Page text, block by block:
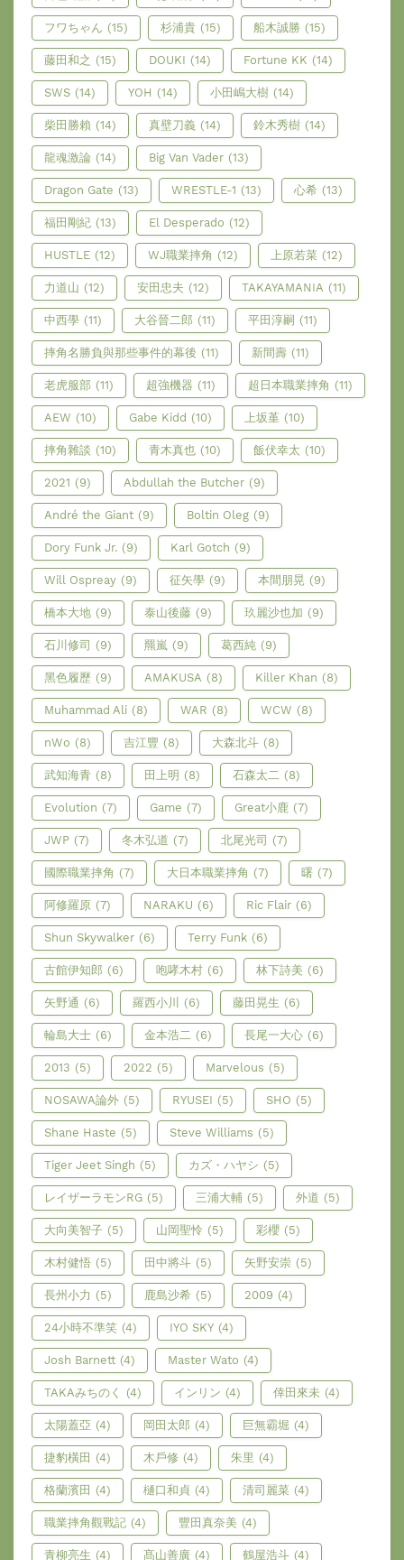
フワちゃん (15) 杉浦貴 (15) 船木誠勝 (15)
藤田和之 (15) DOUKI (14) Fortune KK (14)
SWS (14) YOH (14) 小田嶋大樹 (14)
柴田勝賴 (14) 真壁刀義 (14) 鈴木秀樹 (14)
龍魂激論 (14) Big Van Vader (13)
Dragon Gate (13) WRESTLE-1 (13) 心希 (13)
福田剛紀 (13) El Desperado (12)
HUSTLE (12) WJ職業摔角 (12) 上原若菜 (12)
力道山 (12) 安田忠夫 (12) TAKAYAMANIA (11)
中西學 (11) 大谷晉二郎 (11) 平田淳嗣 (11)
摔角名勝負與那些事件的幕後 (11) 新間壽 (11)
老虎服部 (11) 超強機器 (11) 超日本職業摔角 (11)
AEW (10) Gabe Kidd (10) 上坂堇 (10)
摔角雜談 (10) 青木真也 (10) 飯伏幸太 (10)
2021 (9) Abdullah the Butcher (9)
André the Giant (9) Boltin Oleg (9)
Dory Funk Jr. (9) Karl Gotch (9)
Will Ospreay (9) 征矢學 (9) 本間朋晃 (9)
橋本大地 (9) 泰山後藤 (9) 玖麗沙也加 (9)
石川修司 (9) 羆嵐 (9) 葛西純 (9)
黑色履歷 (9) AMAKUSA (8) Killer Khan (8)
Muhammad Ali (8) WAR (8) WCW (8)
nWo (8) 吉江豐 (8) 大森北斗 (8)
武知海青 (8) 田上明 (8) 石森太二 (8)
Evolution (7) Game (7) Great小鹿 (7)
JWP (7) 冬木弘道 (7) 北尾光司 (7)
國際職業摔角 (7) 大日本職業摔角 (7) 曙 (7)
阿修羅原 (7) NARAKU (6) Ric Flair (6)
Shun Skywalker (6) Terry Funk (6)
古館伊知郎 (6) 咆哮木村 (6) 林下詩美 (6)
矢野通 (6) 羅西小川 (6) 藤田晃生 (6)
輪島大士 (6) 金本浩二 (6) 長尾一大心 (6)
2013 (5) 2022 (5) Marvelous (5)
NOSAWA論外 (5) RYUSEI (5) SHO (5)
Shane Haste (5) Steve Williams (5)
Tiger Jeet Singh (5) カズ・ハヤシ (5)
レイザーラモンRG (5) 三浦大輔 (5) 外道 (5)
大向美智子 (5) 山岡聖怜 (5) 彩櫻 (5)
木村健悟 (5) 田中將斗 (5) 矢野安崇 (5)
長州小力 (5) 鹿島沙希 (5) 2009 (4)
24小時不準笑 (4) IYO SKY (4)
Josh Barnett (4) Master Wato (4)
TAKAみちのく (4) インリン (4) 倖田來未 (4)
太陽蓋亞 (4) 岡田太郎 (4) 巨無霸堀 (4)
捷豹橫田 (4) 木戶修 (4) 朱里 (4)
格蘭濱田 (4) 樋口和貞 (4) 清司麗菜 (4)
職業摔角觀戰記 (4) 豐田真奈美 (4)
青柳亮生 (4) 髙山善廣 (4) 鶴屋浩斗 (4)